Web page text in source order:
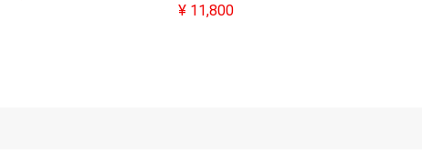
¥ 11,800